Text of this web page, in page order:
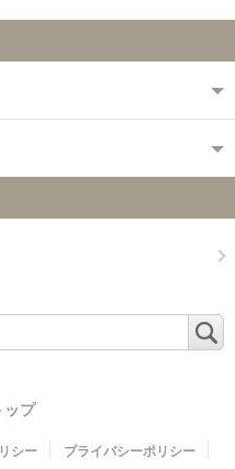
ップ
シー プライバシーポリシー